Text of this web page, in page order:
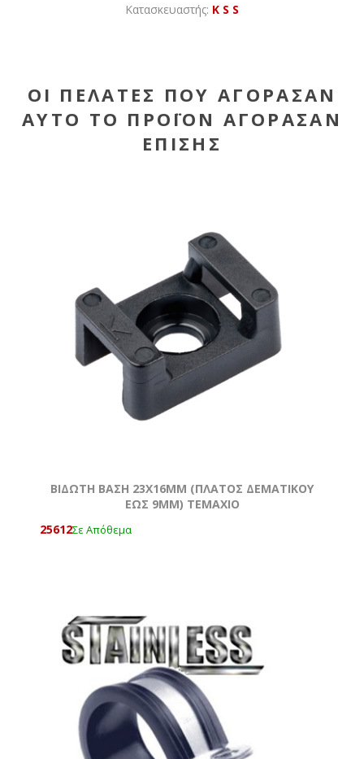
Κατασκευαστής: K S S
ΟΙ ΠΕΛΆΤΕΣ ΠΟΥ ΑΓΌΡΑΣΑΝ
ΑΥΤΌ ΤΟ ΠΡΟΪΌΝ ΑΓΌΡΑΣΑΝ
ΕΠΊΣΗΣ
ΒΙΔΩΤΗ ΒΑΣΗ 23Χ16MM (ΠΛΑΤΟΣ ΔΕΜΑΤΙΚΟΥ
ΕΩΣ 9MM) ΤΕΜΆΧΙΟ
25612Σε Απόθεμα